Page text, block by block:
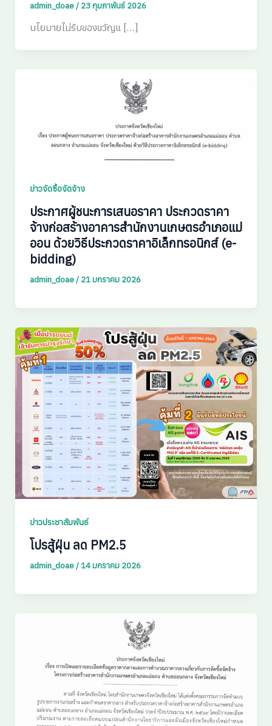
admin_doae/ 23 กุมภาพันธ์ 2026
นโยบายไม่รับของขวัญแ […]
ข่าวจัดซื้อจัดจ้าง
ประกาศผู้ชนะการเสนอราคา ประกวดราคา
จ้างก่อสร้างอาคารสำนักงานเกษตรอำเภอแม่
ออน ด้วยวิธีประกวดราคาอิเล็กทรอนิกส์ (e-
bidding)
admin_doae/ 21 มกราคม 2026
ข่าวประชาสัมพันธ์
โปรสู้ฝุ่น ลด PM2.5
admin_doae/ 14 มกราคม 2026